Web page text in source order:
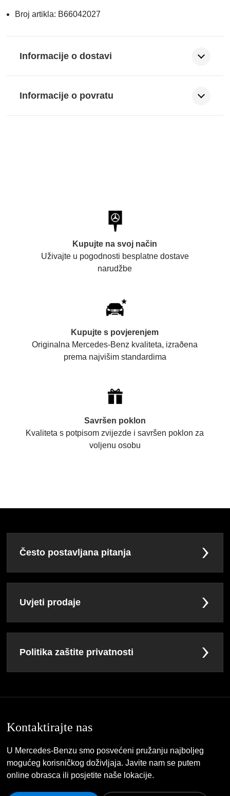
Broj artikla: B66042027
Informacije o dostavi
Informacije o povratu
Kupujte na svoj način
Uživajte u pogodnosti besplatne dostave
narudžbe
Kupujte s povjerenjem
Originalna Mercedes-Benz kvaliteta, izraðena
prema najvišim standardima
Savršen poklon
Kvaliteta s potpisom zvijezde i savršen poklon za
voljenu osobu
Često postavljana pitanja
Uvjeti prodaje
Politika zaštite privatnosti
Kontaktirajte nas
U Mercedes-Benzu smo posvećeni pružanju najboljeg
mogućeg korisničkog doživljaja. Javite nam se putem
online obrasca ili posjetite naše lokacije.